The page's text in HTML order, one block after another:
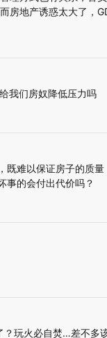
房地产诱惑太大了，
我们房奴降低压力吗
既难以保证房子的质
事的会付出代价吗？
玩火必自焚…差不多